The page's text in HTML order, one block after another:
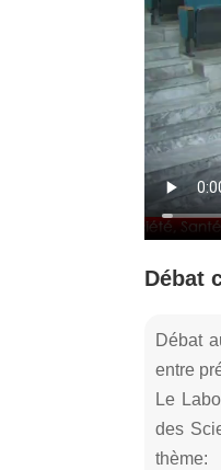
Débat
Débat
entre
Le
des